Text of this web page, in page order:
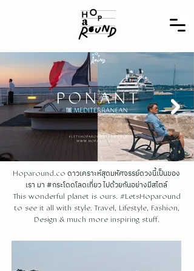
Hoparound.co ดาวเคราะห์สุดมหัศจรรย์ดวงนี้เป็นของ
เรา มา #กระโดดโลดเที่ยว ไปด้วยกันอย่างมีสไตล์
This wonderful planet is ours. #LetsHoparound
to see it all with style. Travel, Lifestyle, Fashion,
Design & much more inspiring stuff.